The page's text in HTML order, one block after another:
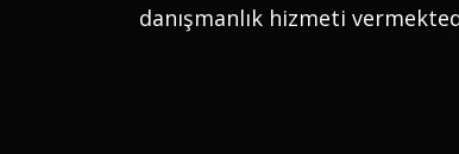
danışmanlık hizmeti